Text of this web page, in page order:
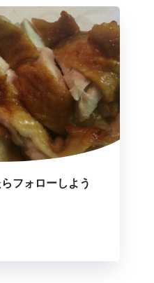
フォローしよう